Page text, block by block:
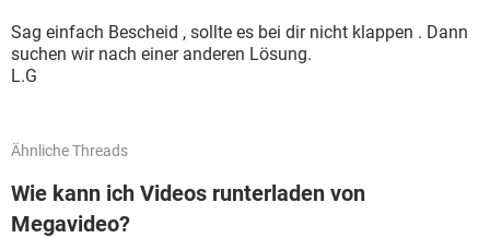
Sag einfach Bescheid , sollte es bei dir nicht klappen . Dann
suchen wir nach einer anderen Lösung.
L.G
Ähnliche Threads
Wie kann ich Videos runterladen von
Megavideo?